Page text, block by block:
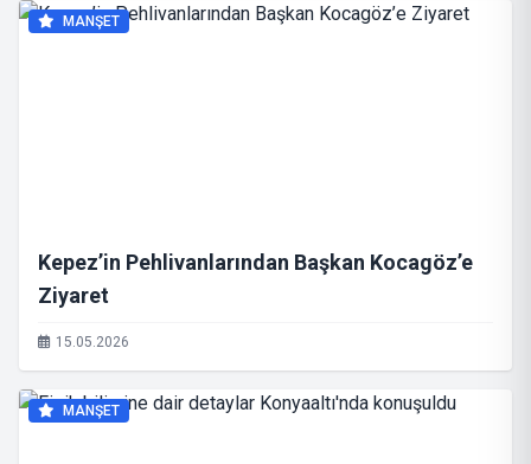
MANŞET
Kepez’in Pehlivanlarından Başkan Kocagöz’e
Ziyaret
15.05.2026
MANŞET